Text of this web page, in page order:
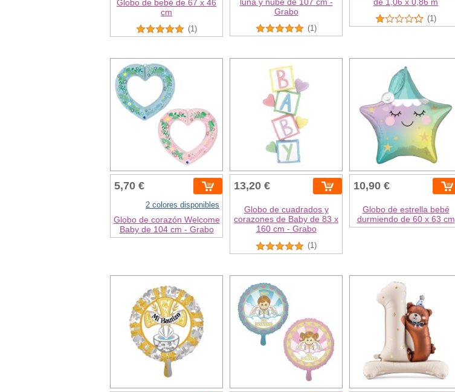
Globo de bebé de 67 x 46
cm
(1)
Grabo
(1)
(1)
5,70 €
2 colores disponibles
Globo de corazón Welcome
Baby de 104 cm - Grabo
13,20 €
Globo de cuadrados y
corazones de Baby de 83 x
160 cm - Grabo
(1)
10,90 €
Globo de estrella bebé
durmiendo de 60 x 63 cm